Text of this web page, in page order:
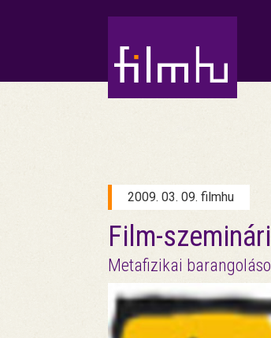
2009. 03. 09. filmhu
Film-
Metafizikai